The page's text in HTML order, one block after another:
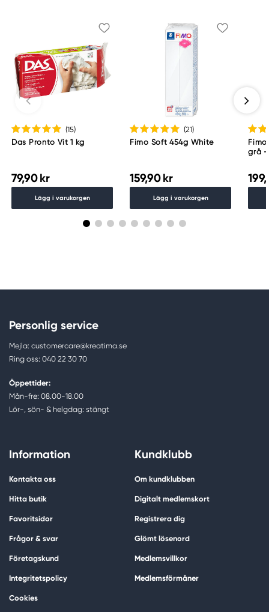
(15)
Das Pronto Vit 1 kg
79,90 kr
Lägg i varukorgen
(21)
Fimo Soft 454g White
159,90 kr
Lägg i varukorgen
grå
Personlig service
Mejla: customercare@kreatima.se
Ring oss: 040 22 30 70
Öppettider:
Mån-fre: 08.00-18.00
Lör-, sön- & helgdag: stängt
Information
Kontakta oss
Hitta butik
Favoritsidor
Frågor & svar
Företagskund
Integritetspolicy
Cookies
Kundklubb
Om kundklubben
Digitalt medlemskort
Registrera dig
Glömt lösenord
Medlemsvillkor
Medlemsförmåner